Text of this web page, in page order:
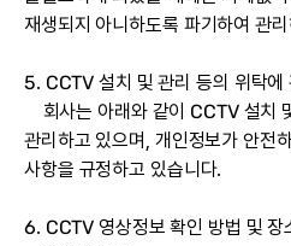
재생되지 아니하도록 파기하여 관
5. CCTV 설치 및 관리 등의 위탁에
회사는 아래와 같이 CCTV 설치
관리하고 있으며, 개인정보가 안전
사항을 규정하고 있습니다.
6. CCTV 영상정보 확인 방법 및 장